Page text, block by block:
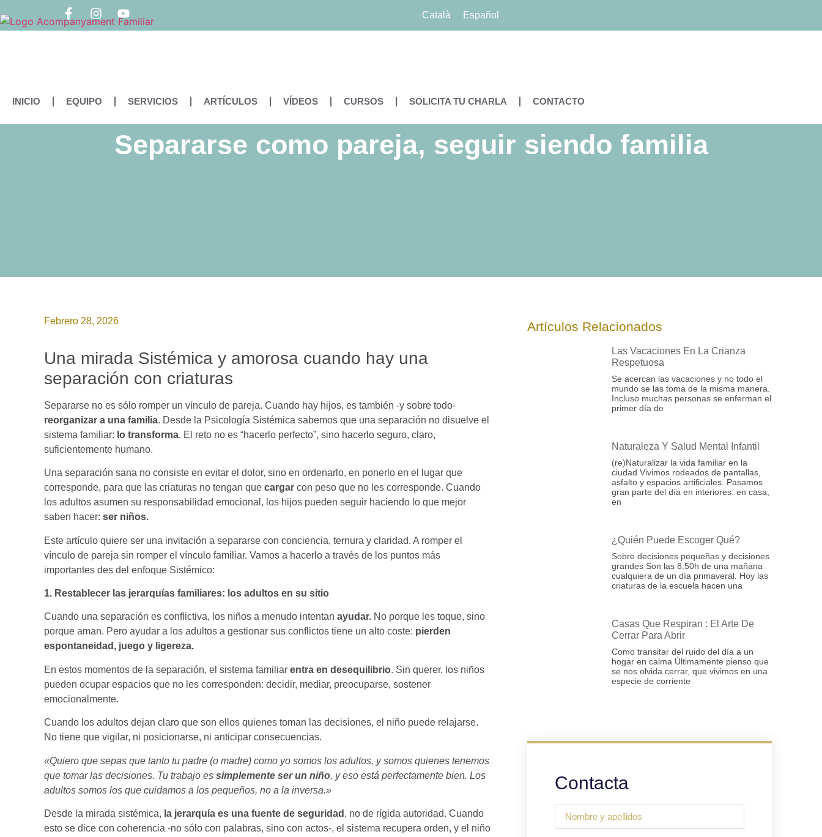
Català Español
INICIO EQUIPO SERVICIOS ARTÍCULOS VÍDEOS CURSOS SOLICITA TU CHARLA CONTACTO
Separarse como pareja, seguir siendo familia
Febrero 28, 2026
Una mirada Sistémica y amorosa cuando hay una
separación con criaturas
Separarse no es sólo romper un vínculo de pareja. Cuando hay hijos, es también -y sobre todo-
reorganizar a una familia. Desde la Psicología Sistémica sabemos que una separación no disuelve el
sistema familiar: lo transforma. El reto no es “hacerlo perfecto”, sino hacerlo seguro, claro,
suficientemente humano.
Una separación sana no consiste en evitar el dolor, sino en ordenarlo, en ponerlo en el lugar que
corresponde, para que las criaturas no tengan que cargar con peso que no les corresponde. Cuando
los adultos asumen su responsabilidad emocional, los hijos pueden seguir haciendo lo que mejor
saben hacer: ser niños.
Este artículo quiere ser una invitación a separarse con conciencia, ternura y claridad. A romper el
vínculo de pareja sin romper el vínculo familiar. Vamos a hacerlo a través de los puntos más
importantes des del enfoque Sistémico:
1. Restablecer las jerarquías familiares: los adultos en su sitio
Cuando una separación es conflictiva, los niños a menudo intentan ayudar. No porque les toque, sino
porque aman. Pero ayudar a los adultos a gestionar sus conflictos tiene un alto coste: pierden
espontaneidad, juego y ligereza.
En estos momentos de la separación, el sistema familiar entra en desequilibrio. Sin querer, los niños
pueden ocupar espacios que no les corresponden: decidir, mediar, preocuparse, sostener
emocionalmente.
Cuando los adultos dejan claro que son ellos quienes toman las decisiones, el niño puede relajarse.
No tiene que vigilar, ni posicionarse, ni anticipar consecuencias.
«Quiero que sepas que tanto tu padre (o madre) como yo somos los adultos, y somos quienes tenemos
que tomar las decisiones. Tu trabajo es simplemente ser un niño, y eso está perfectamente bien. Los
adultos somos los que cuidamos a los pequeños, no a la inversa.»
Desde la mirada sistémica, la jerarquía es una fuente de seguridad , no de rígida autoridad. Cuando
esto se dice con coherencia -no sólo con palabras, sino con actos-, el sistema recupera orden, y el niño
Artículos Relacionados
Las Vacaciones En La Crianza
Respetuosa
Se acercan las vacaciones y no todo el
mundo se las toma de la misma manera.
Incluso muchas personas se enferman el
primer día de
Naturaleza Y Salud Mental Infantil
(re)Naturalizar la vida familiar en la
ciudad Vivimos rodeados de pantallas,
asfalto y espacios artificiales. Pasamos
gran parte del día en interiores: en casa,
en
¿Quién Puede Escoger Qué?
Sobre decisiones pequeñas y decisiones
grandes Son las 8:50h de una mañana
cualquiera de un día primaveral. Hoy las
criaturas de la escuela hacen una
Casas Que Respiran : El Arte De
Cerrar Para Abrir
Como transitar del ruido del día a un
hogar en calma Últimamente pienso que
se nos olvida cerrar, que vivimos en una
especie de corriente
Contacta